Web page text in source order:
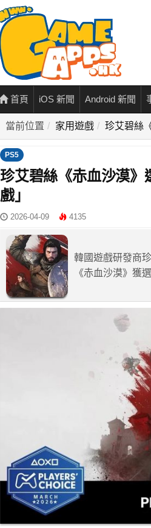
首頁 iOS 新聞 Android 新聞
當前位置 家用遊戲 珍艾碧絲
PS5
珍艾碧絲《赤血沙漠
戲」
2026-04-09 4135
韓國遊戲研發商
《赤血沙漠》獲